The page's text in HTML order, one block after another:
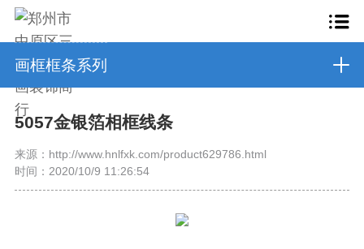
画框框条系列
5057金银箔相框线条
来源：http://www.hnlfxk.com/product629786.html
时间：2020/10/9 11:26:54